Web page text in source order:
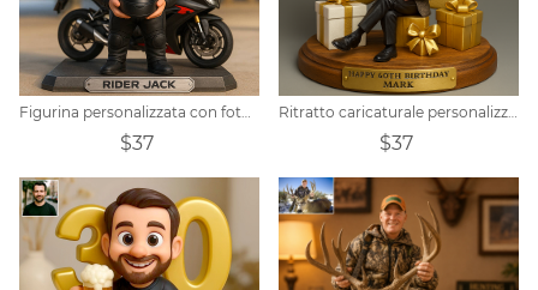
Figurina personalizzata con foto a tema moto
$37
Ritratto caricaturale personalizzato di un uomo per il 60° compleanno
$37